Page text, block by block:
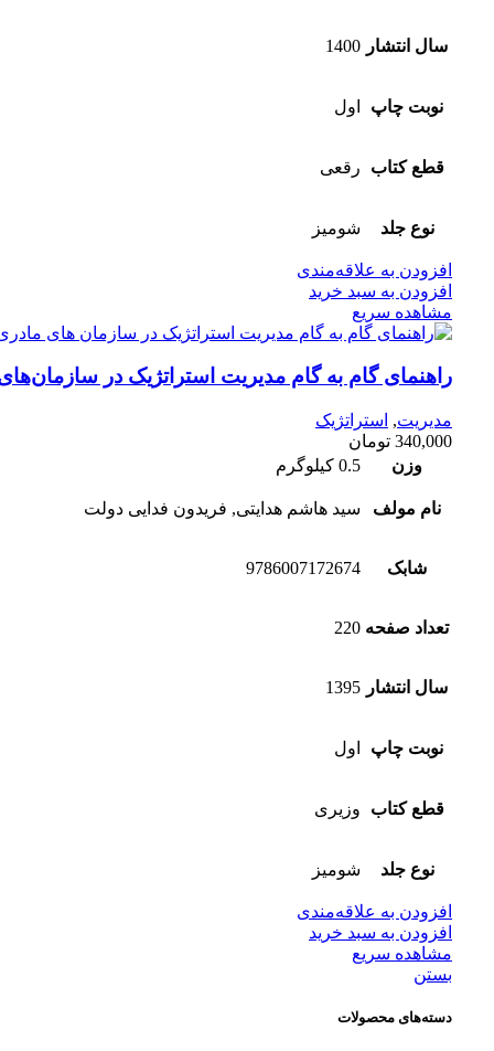
سال انتشار 1400
نوبت چاپ اول
قطع کتاب رقعی
نوع جلد شومیز
افزودن به علاقه‌مندی
افزودن به سبد خرید
مشاهده سریع
راهنمای گام به گام مدیریت استراتژیک در
مدیریت, استراتژیک
340,000 تومان
وزن
0.5 کیلوگرم
نام مولف سید هاشم هدایتی, فریدون فدایی دولت
شابک 9786007172674
تعداد صفحه 220
سال انتشار 1395
نوبت چاپ اول
قطع کتاب وزیری
نوع جلد شومیز
افزودن به علاقه‌مندی
افزودن به سبد خرید
مشاهده سریع
بستن
دسته‌های محصولات